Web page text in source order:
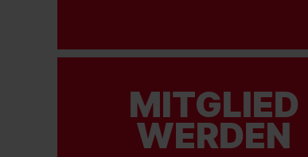
MITGLIED
WERDEN